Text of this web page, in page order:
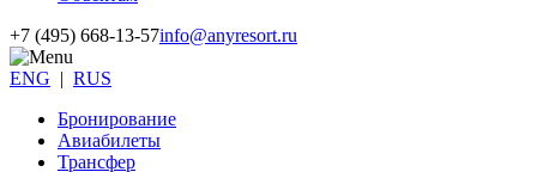
+7 (495) 668-13-57info@anyresort.ru
ENG | RUS
Бронирование
Авиабилеты
Трансфер